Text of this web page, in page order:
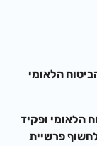
הלאומי
ופקיד
פרשיית